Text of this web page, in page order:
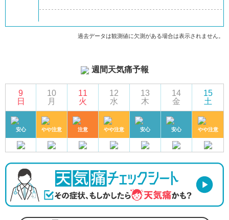
過去データは観測値に欠測がある場合は表示されません。
週間天気痛予報
9
日
安心
10
月
やや注意
11
火
注意
12
水
やや注意
13
木
安心
14
金
安心
15
土
やや注意